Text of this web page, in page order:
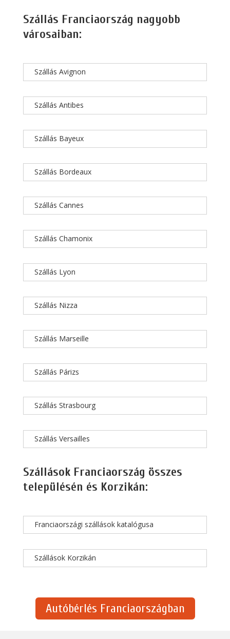
Szállás Franciaország nagyobb
városaiban:
Szállás Avignon
Szállás Antibes
Szállás Bayeux
Szállás Bordeaux
Szállás Cannes
Szállás Chamonix
Szállás Lyon
Szállás Nizza
Szállás Marseille
Szállás Párizs
Szállás Strasbourg
Szállás Versailles
Szállások Franciaország összes
településén és Korzikán:
Franciaországi szállások katalógusa
Szállások Korzikán
Autóbérlés Franciaországban